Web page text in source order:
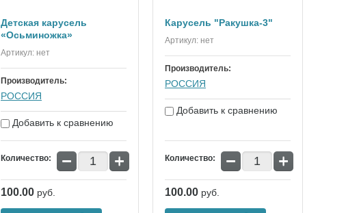
Детская карусель
«Осьминожка»
Артикул: нет
Производитель:
РОССИЯ
Добавить к сравнению
Количество: − +
100.00 руб.
Карусель "Ракушка-3"
Артикул: нет
Производитель:
РОССИЯ
Добавить к сравнению
Количество: − +
100.00 руб.